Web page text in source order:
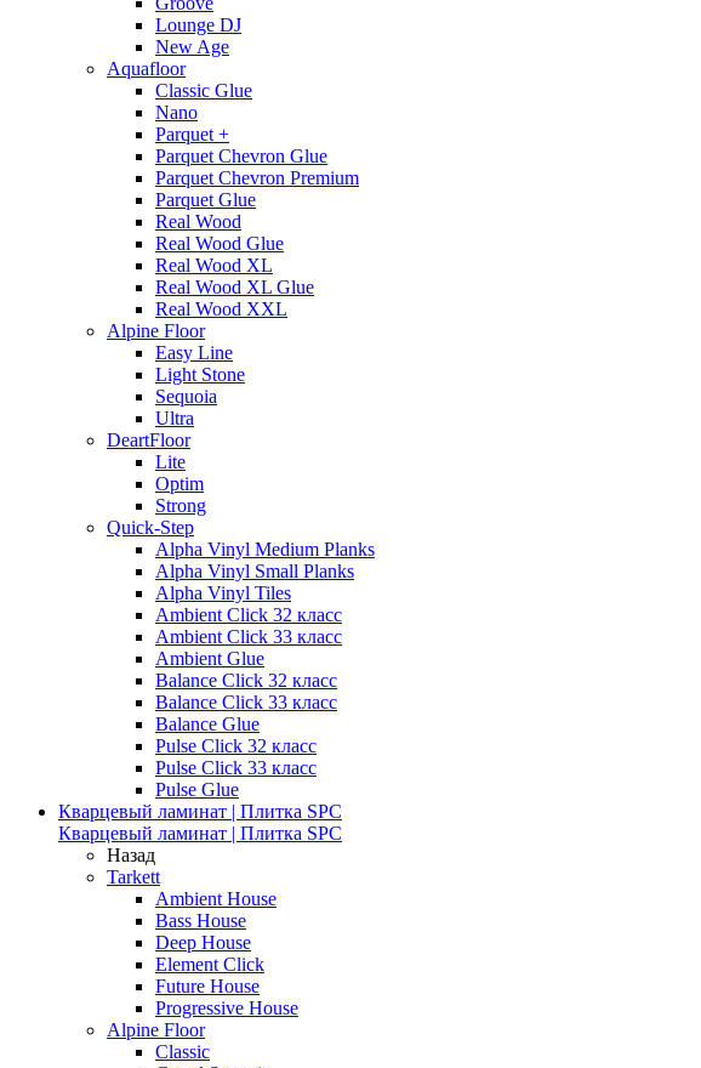
Lounge DJ
New Age
Aquafloor
Classic Glue
Nano
Parquet +
Parquet Chevron Glue
Parquet Chevron Premium
Parquet Glue
Real Wood
Real Wood Glue
Real Wood XL
Real Wood XL Glue
Real Wood XXL
Alpine Floor
Easy Line
Light Stone
Sequoia
Ultra
DeartFloor
Lite
Optim
Strong
Quick-Step
Alpha Vinyl Medium Planks
Alpha Vinyl Small Planks
Alpha Vinyl Tiles
Ambient Click 32 класс
Ambient Click 33 класс
Ambient Glue
Balance Click 32 класс
Balance Click 33 класс
Balance Glue
Pulse Click 32 класс
Pulse Click 33 класс
Pulse Glue
Кварцевый ламинат | Плитка SPC
Кварцевый ламинат | Плитка SPC
Назад
Tarkett
Ambient House
Bass House
Deep House
Element Click
Future House
Progressive House
Alpine Floor
Classic